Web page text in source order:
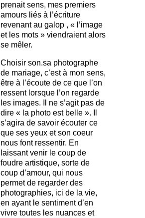
prenait sens, mes premiers
amours liés à l’écriture
revenant au galop , « l’image
et les mots » viendraient alors
se mêler.
Choisir son.sa photographe
de mariage, c’est à mon sens,
être à l’écoute de ce que l’on
ressent lorsque l’on regarde
les images. Il ne s’agit pas de
dire « la photo est belle ». Il
s’agira de savoir écouter ce
que ses yeux et son coeur
nous font ressentir. En
laissant venir le coup de
foudre artistique, sorte de
coup d’amour, qui nous
permet de regarder des
photographies, ici de la vie,
en ayant le sentiment d’en
vivre toutes les nuances et